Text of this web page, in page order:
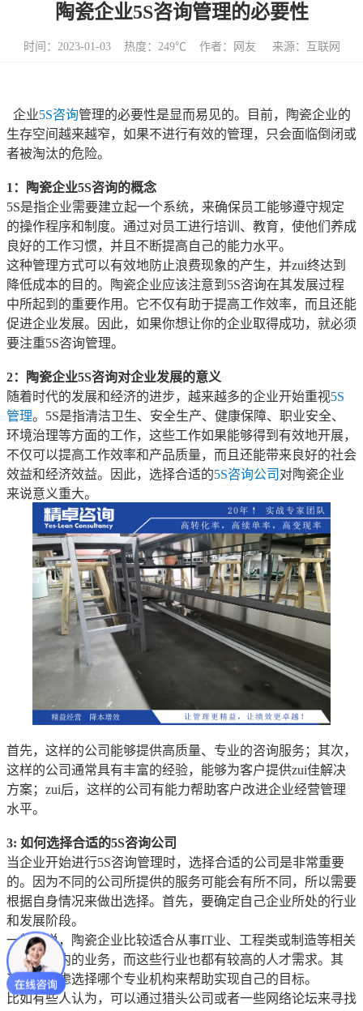
陶瓷企业5S咨询管理的必要性
时间：2023-01-03 热度： 249℃ 作者：网友 来源：互联网
企业5S咨询管理的必要性是显而易见的。目前，陶瓷企业的
生存空间越来越窄，如果不进行有效的管理，只会面临倒闭或
者被淘汰的危险。
1：陶瓷企业5S咨询的概念
5S是指企业需要建立起一个系统，来确保员工能够遵守规定
的操作程序和制度。通过对员工进行培训、教育，使他们养成
良好的工作习惯，并且不断提高自己的能力水平。
这种管理方式可以有效地防止浪费现象的产生，并zui终达到
降低成本的目的。陶瓷企业应该注意到5S咨询在其发展过程
中所起到的重要作用。它不仅有助于提高工作效率，而且还能
促进企业发展。因此，如果你想让你的企业取得成功，就必须
要注重5S咨询管理。
2：陶瓷企业5S咨询对企业发展的意义
随着时代的发展和经济的进步，越来越多的企业开始重视5S
管理。5S是指清洁卫生、安全生产、健康保障、职业安全、
环境治理等方面的工作，这些工作如果能够得到有效地开展，
不仅可以提高工作效率和产品质量，而且还能带来良好的社会
效益和经济效益。因此，选择合适的5S咨询公司 对陶瓷企业
来说意义重大。
首先，这样的公司能够提供高质量、专业的咨询服务；其次，
这样的公司通常具有丰富的经验，能够为客户提供zui佳解决
方案；zui后，这样的公司有能力帮助客户改进企业经营管理
水平。
3: 如何选择合适的5S咨询公司
当企业开始进行5S咨询管理时，选择合适的公司是非常重要
的。因为不同的公司所提供的服务可能会有所不同，所以需要
根据自身情况来做出选择。首先，要确定自己企业所处的行业
和发展阶段。
一般来说，陶瓷企业比较适合从事IT业、工程类或制造等相关
行业领域内的业务，而这些行业也都有较高的人才需求。其
次，要考虑选择哪个专业机构来帮助实现自己的目标。
比如有些人认为，可以通过猎头公司或者一些网络论坛来寻找